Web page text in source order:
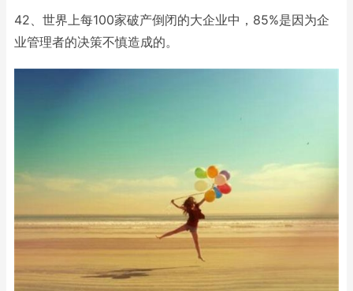
42、世界上每100家破产倒闭的大企业中，85%是因为企
业管理者的决策不慎造成的。